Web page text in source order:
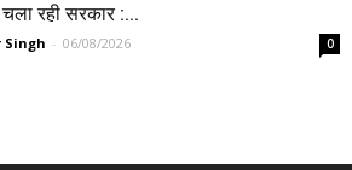
रही सरकार :...
Singh - 06/08/2026 0